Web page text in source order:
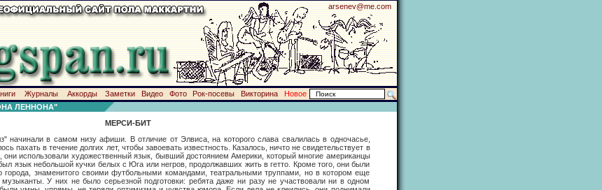
arsenev@me.com
Журналы Аккорды Заметки Видео Фото Рок-посевы Викторина
Новое
ЛЕННОНА"
МЕРСИ-БИТ
в самом низу афиши. В отличие от Элвиса, на которого слава свалилась в одночасье,
пахать в течение долгих лет, чтобы завоевать известность. Казалось, ничто не свидетельствует в
они использовали художественный язык, бывший достоянием Америки, который многие американцы
язык небольшой кучки белых с Юга или негров, продолжавших жить в гетто. Кроме того, они были
города, знаменитого своими футбольными командами, театральными труппами, но в котором еще
музыканты. У них не было серьезной подготовки: ребята даже ни разу не участвовали ни в одном